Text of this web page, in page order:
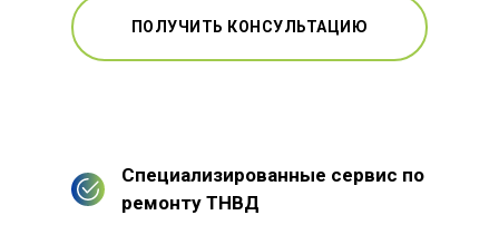
ПОЛУЧИТЬ КОНСУЛЬТАЦИЮ
Специализированные сервис по
ремонту ТНВД